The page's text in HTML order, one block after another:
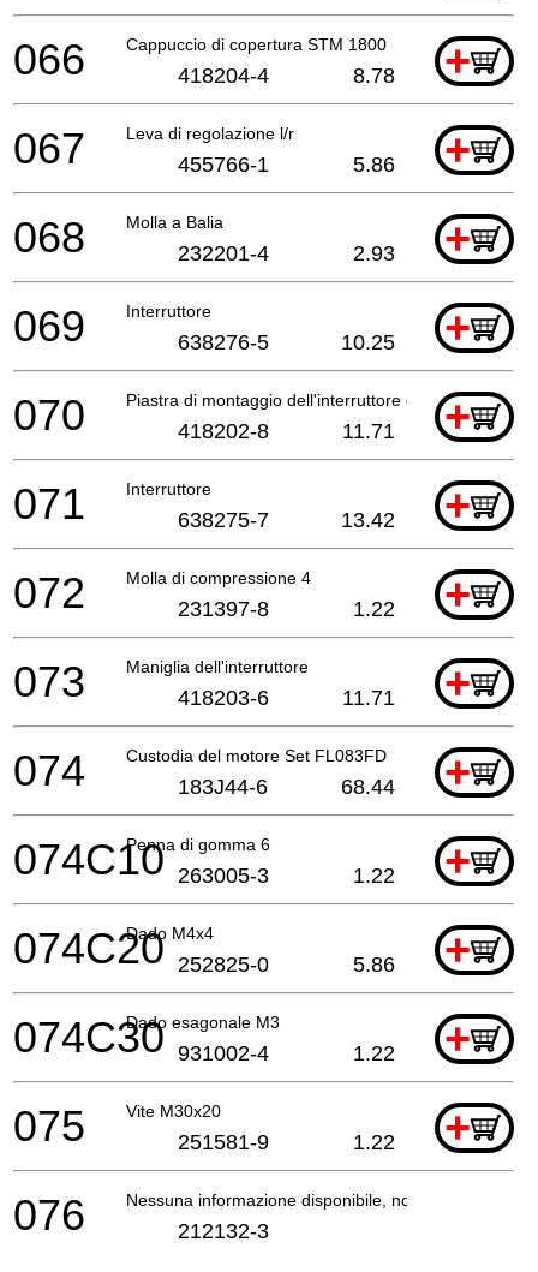
Cappuccio di copertura STM 1800 +
066 418204-4 8.78
Leva di regolazione l/r +
067 455766-1 5.86
Molla a Balia +
068 232201-4 2.93
Interruttore +
069 638276-5 10.25
Piastra di montaggio dell'interruttore compl.+
070 418202-8 11.71
Interruttore +
071 638275-7 13.42
Molla di compressione 4 +
072 231397-8 1.22
Maniglia dell'interruttore +
073 418203-6 11.71
Custodia del motore Set FL083FD +
074 183J44-6 68.44
Penna di gomma 6 +
074C10 263005-3 1.22
Dado M4x4 +
074C20 252825-0 5.86
Dado esagonale M3 +
074C30 931002-4 1.22
Vite M30x20 +
075 251581-9 1.22
Nessuna informazione disponibile, non ordinabile
076 212132-3